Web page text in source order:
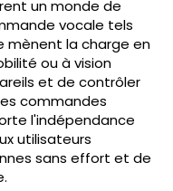
un monde de
vocale tels
mènent la charge en
ou à vision
et de contrôler
commandes
l'indépendance
utilisateurs
sans effort et de